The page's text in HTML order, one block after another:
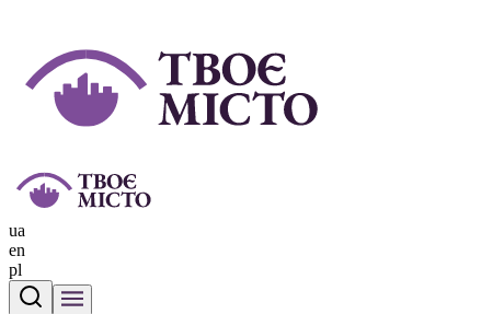
ua
en
pl